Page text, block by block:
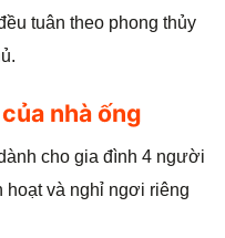
tuân theo phong thủy
nhà ống
cho gia đình 4 người
và nghỉ ngơi riêng